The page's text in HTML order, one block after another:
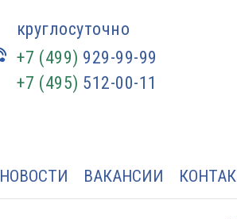
круглосуточно
+7 (499) 929-99-99
+7 (495) 512-00-11
НОВОСТИ ВАКАНСИИ